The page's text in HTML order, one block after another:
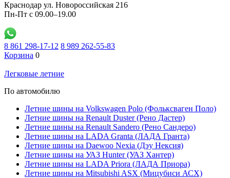
Краснодар ул. Новороссийская 216
Пн-Пт с 09.00–19.00
8 861 298-17-12 8 989 262-55-83
Корзина 0
Легковые летние
По автомобилю
Летние шины на Volkswagen Polo (Фольксваген Поло)
Летние шины на Renault Duster (Рено Дастер)
Летние шины на Renault Sandero (Рено Сандеро)
Летние шины на LADA Granta (ЛАДА Гранта)
Летние шины на Daewoo Nexia (Дэу Нексия)
Летние шины на УАЗ Hunter (УАЗ Хантер)
Летние шины на LADA Priora (ЛАДА Приора)
Летние шины на Mitsubishi ASX (Мицубиси АСХ)